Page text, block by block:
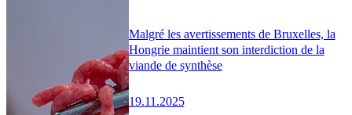
Malgré les avertissements de Bruxelles, la
Hongrie maintient son interdiction de la
viande de synthèse
19.11.2025